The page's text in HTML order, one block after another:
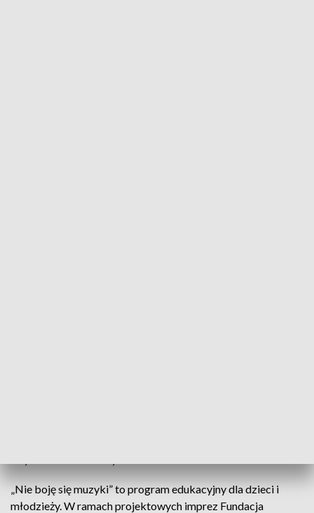
„Nie boję się muzyki” to program edukacyjny dla dzieci i
młodzieży. W ramach projektowych imprez Fundacja